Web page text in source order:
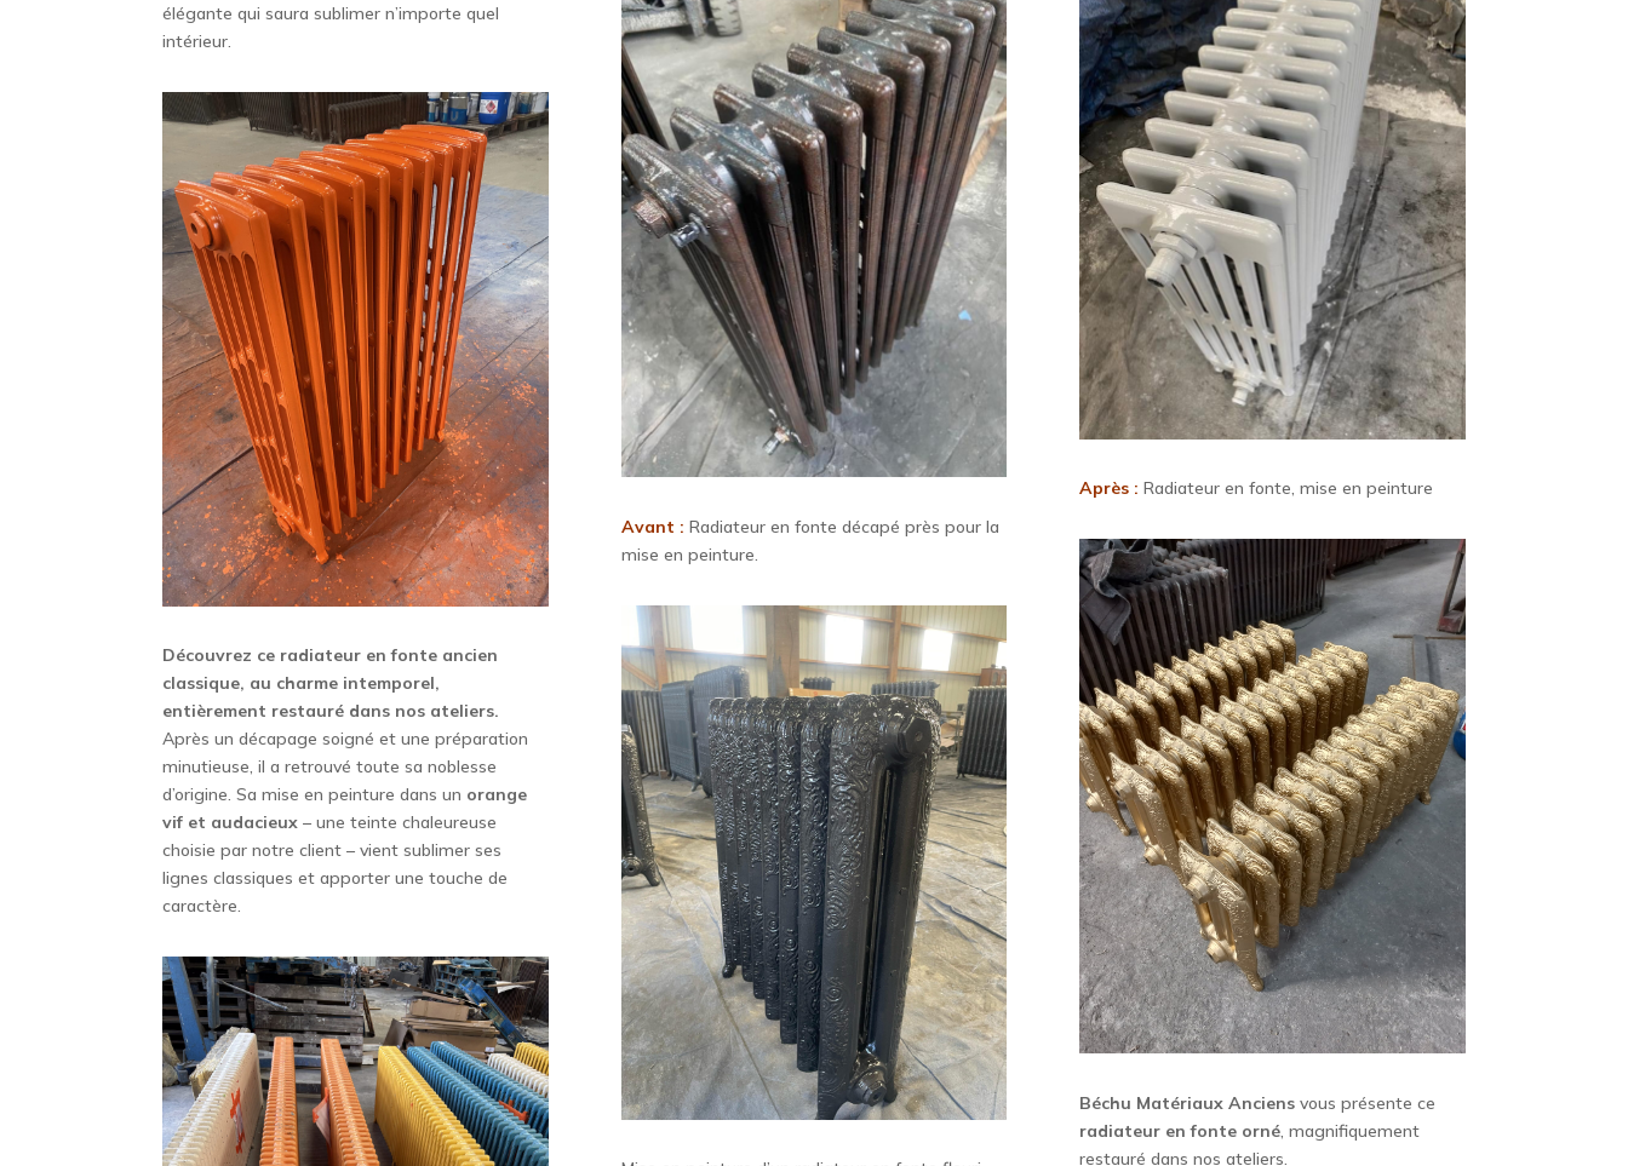
élégante qui saura sublimer n’importe quel
intérieur.
Découvrez ce radiateur en fonte ancien
classique, au charme intemporel,
entièrement restauré dans nos ateliers.
Après un décapage soigné et une préparation
minutieuse, il a retrouvé toute sa noblesse
d’origine. Sa mise en peinture dans un orange
vif et audacieux – une teinte chaleureuse
choisie par notre client – vient sublimer ses
lignes classiques et apporter une touche de
caractère.
Avant : Radiateur en fonte décapé près pour la
mise en peinture.
Après : Radiateur en fonte, mise en peinture
Béchu Matériaux Anciensvous présente ce
radiateur en fonte orné, magnifiquement
restauré dans nos ateliers.